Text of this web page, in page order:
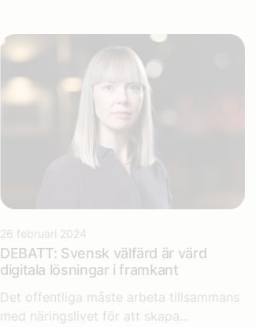
26 februari 2024
DEBATT: Svensk välfärd är värd
digitala lösningar i framkant
Det offentliga måste arbeta tillsammans
med näringslivet för att skapa...